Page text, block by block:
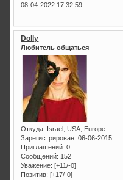
08-04-2022 17:32:59
Dolly
Любитель общаться
Откуда: Israel, USA, Europe
Зарегистрирован: 06-06-2015
Приглашений: 0
Сообщений: 152
Уважение: [+11/-0]
Позитив: [+17/-0]